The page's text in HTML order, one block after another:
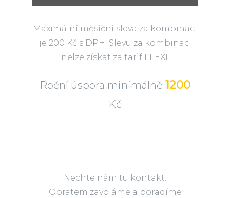
Maximální měsíční sleva za kombinaci
je 200 Kč s DPH. Slevu za kombinaci
nelze získat za tarif FLEXI.
Roční úspora minimálně 1200
Kč
Nechte nám tu kontakt.
Obratem zavoláme a poradíme